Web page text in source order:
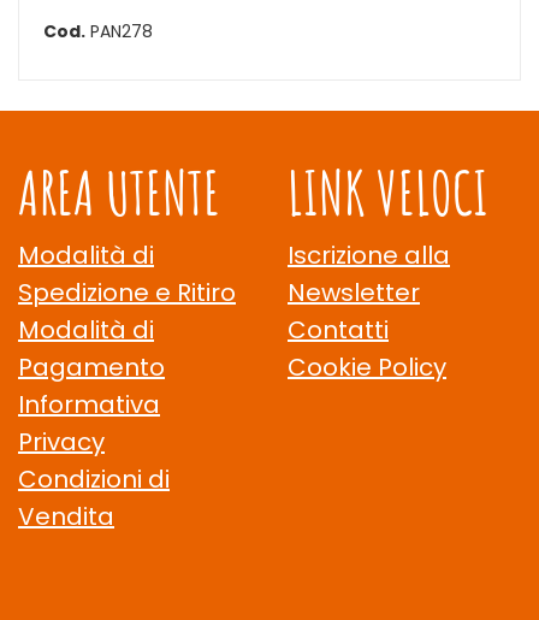
Cod. PAN278
AREA UTENTE
Modalità di
Spedizione e Ritiro
Modalità di
Pagamento
Informativa
Privacy
Condizioni di
Vendita
LINK VELOCI
Iscrizione alla
Newsletter
Contatti
Cookie Policy